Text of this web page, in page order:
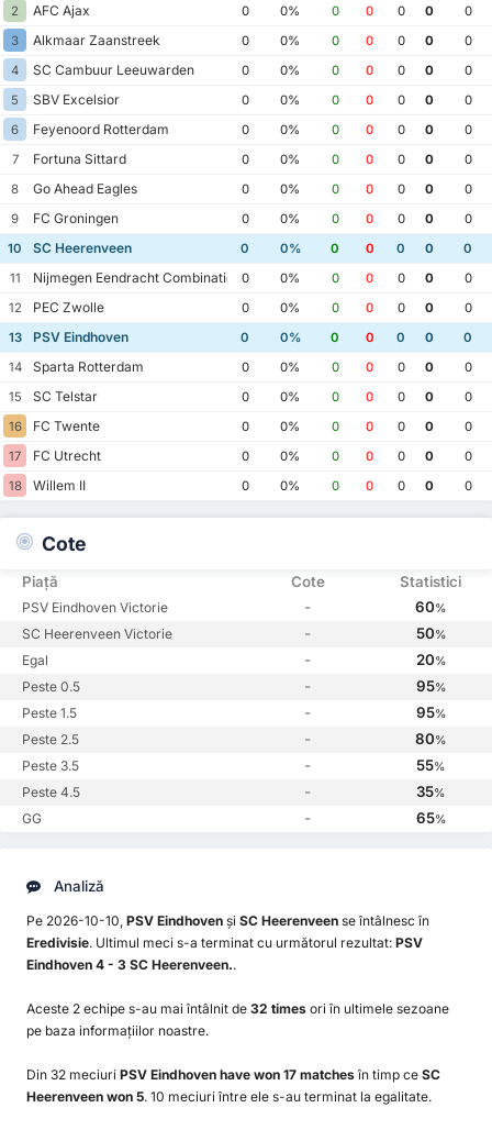
2
AFC Ajax 0 0% 0 0 0 0
0
3
Alkmaar Zaanstreek 0 0% 0 0 0 0
0
4
SC Cambuur Leeuwarden 0 0% 0 0 0 0
0
5
SBV Excelsior 0 0% 0 0 0 0
0
6
Feyenoord Rotterdam 0 0% 0 0 0 0
0
7
Fortuna Sittard 0 0% 0 0 0 0
0
8
Go Ahead Eagles 0 0% 0 0 0 0
0
9
FC Groningen 0 0% 0 0 0 0
0
10
SC Heerenveen 0 0% 0 0 0 0
0
11
Nijmegen Eendracht Combinatie 0 0% 0 0 0 0
0
12
PEC Zwolle 0 0% 0 0 0 0
0
13
PSV Eindhoven 0 0% 0 0 0 0
0
14
Sparta Rotterdam 0 0% 0 0 0 0
0
15
SC Telstar 0 0% 0 0 0 0
0
16
FC Twente 0 0% 0 0 0 0
0
17
FC Utrecht 0 0% 0 0 0 0
0
18
Willem II 0 0% 0 0 0 0 0
Cote
Piață Cote Statistici
PSV Eindhoven Victorie - 60%
SC Heerenveen Victorie - 50%
Egal - 20%
Peste 0.5 - 95%
Peste 1.5 - 95%
Peste 2.5 - 80%
Peste 3.5 - 55%
Peste 4.5 - 35%
GG - 65%
Analiză
Pe 2026-10-10, PSV Eindhoven și SC Heerenveen se întâlnesc în
Eredivisie. Ultimul meci s-a terminat cu următorul rezultat: PSV
Eindhoven 4 - 3 SC Heerenveen..
Aceste 2 echipe s-au mai întâlnit de 32 times ori în ultimele sezoane
pe baza informațiilor noastre.
Din 32 meciuri PSV Eindhoven have won 17 matchesîn timp ce SC
Heerenveen won 5. 10 meciuri între ele s-au terminat la egalitate.